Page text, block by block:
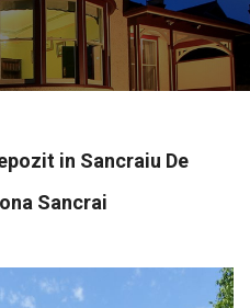
in Sancraiu De
Sancrai